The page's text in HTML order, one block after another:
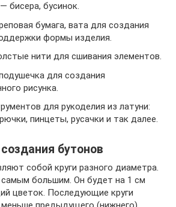
бисера, бусинок.
бумага, вата для создания
формы изделия.
нити для сшивания элементов.
для создания
рисунка.
для рукоделия из латуни:
пинцеты, русачки и так далее.
бутонов
собой круги разного диаметра.
большим. Он будет на 1 см
цветок. Последующие круги